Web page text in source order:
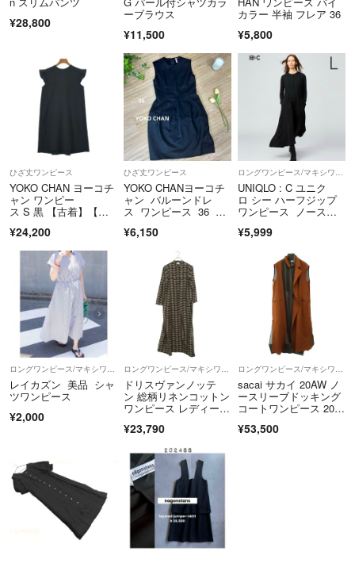
¥28,800
ーブラウス
¥11,500
カラー 半袖 フレア 36
¥5,800
ひざ丈ワンピース
YOKO CHAN ヨーコチ
ャン ワンピー
ス S 黒 【古着】【中
¥24,200
ひざ丈ワンピース
YOKO CHANヨーコチ
ャン バルーンドレ
ス ワンピース 36 ブ
¥6,150
UNIQLO : C ユニク
ロ シー ハーフジップ
ワンピース ノースリ
ク Lサイズ
¥5,999
ロングワンピース/マキシワンピース
レイカズン 美品 シャ
ツワンピース
¥2,000
ロングワンピース/マキシワンピース
ドリスヴァンノッテ
ン 総柄リネンコットン
ワンピース レディー
¥23,790
ロングワンピース/マキシワンピース
sacai サカイ 20AW ノ
ースリーブドッキング
コートワンピース 20-0
¥53,500